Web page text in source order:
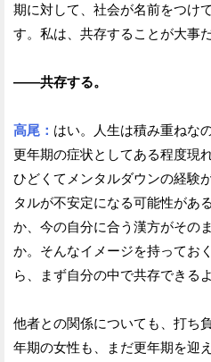
期に対して、社会が名前をつけ
す。私は、共存することが大事
——共存する。
高尾： はい。人生は積み重ねな
更年期の症状としてある程度現
ひどくてメンタルダウンの経験
タルが不安定になる可能性があ
か、今の自分に合う漢方がその
か。そんなイメージを持ってお
ら、まず自分の中で共存できる
他者との関係についても、打ち
年期の女性も、まだ更年期を迎